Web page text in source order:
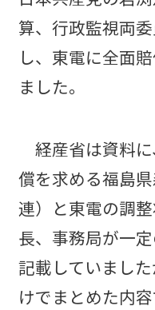
算、行政監視両
し、東電に全面
ました。
経産省は資料
償を求める福島
連）と東電の調
長、事務局が一
記載していまし
けでまとめた内容